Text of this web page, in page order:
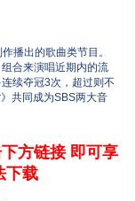
播出的歌曲类节目。
合来演唱近期内的流
续夺冠3次，超过则不
共同成为SBS两大音
方链接 即可享
下载